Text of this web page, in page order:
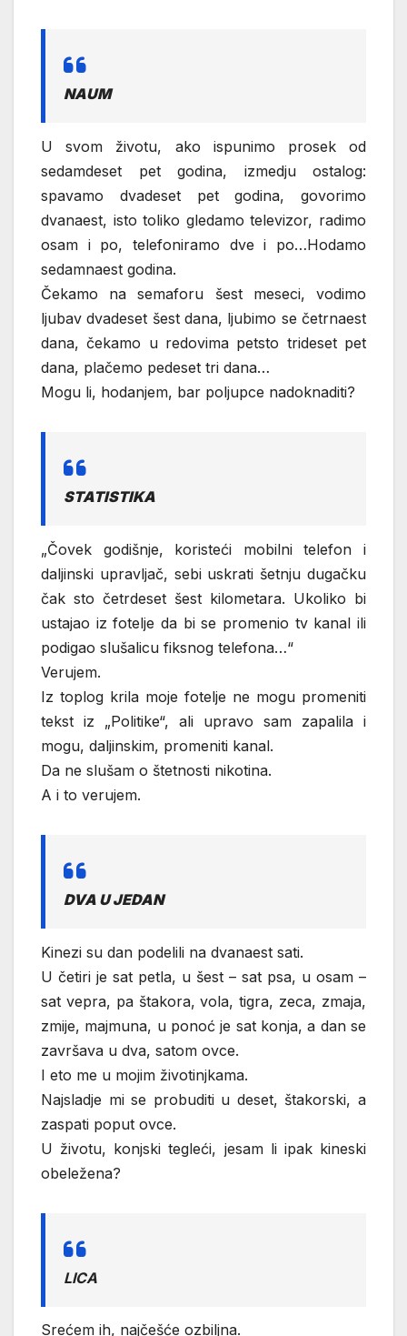
NAUM
U svom životu, ako ispunimo prosek od
sedamdeset pet godina, izmedju ostalog:
spavamo dvadeset pet godina, govorimo
dvanaest, isto toliko gledamo televizor, radimo
osam i po, telefoniramo dve i po…Hodamo
sedamnaest godina.
Čekamo na semaforu šest meseci, vodimo
ljubav dvadeset šest dana, ljubimo se četrnaest
dana, čekamo u redovima petsto trideset pet
dana, plačemo pedeset tri dana…
Mogu li, hodanjem, bar poljupce nadoknaditi?
STATISTIKA
„Čovek godišnje, koristeći mobilni telefon i
daljinski upravljač, sebi uskrati šetnju dugačku
čak sto četrdeset šest kilometara. Ukoliko bi
ustajao iz fotelje da bi se promenio tv kanal ili
podigao slušalicu fiksnog telefona…“
Verujem.
Iz toplog krila moje fotelje ne mogu promeniti
tekst iz „Politike“, ali upravo sam zapalila i
mogu, daljinskim, promeniti kanal.
Da ne slušam o štetnosti nikotina.
A i to verujem.
DVA U JEDAN
Kinezi su dan podelili na dvanaest sati.
U četiri je sat petla, u šest – sat psa, u osam –
sat vepra, pa štakora, vola, tigra, zeca, zmaja,
zmije, majmuna, u ponoć je sat konja, a dan se
završava u dva, satom ovce.
I eto me u mojim životinjkama.
Najsladje mi se probuditi u deset, štakorski, a
zaspati poput ovce.
U životu, konjski tegleći, jesam li ipak kineski
obeležena?
LICA
Srećem ih, najčešće ozbiljna.